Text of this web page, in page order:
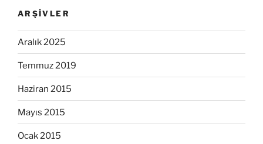
ARŞIVLER
Aralık 2025
Temmuz 2019
Haziran 2015
Mayıs 2015
Ocak 2015